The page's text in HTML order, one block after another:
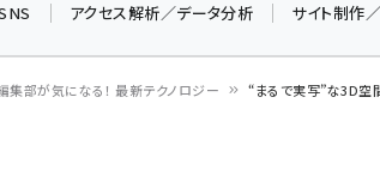
アクセス解析／データ分析 サイト制作
集部が気になる！ 最新テクノロジー “まるで実写”な3D空
▼申し込みはこちらから▼